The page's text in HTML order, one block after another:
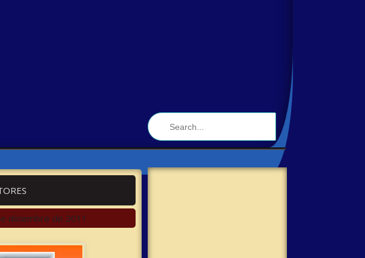
diciembre de 2011